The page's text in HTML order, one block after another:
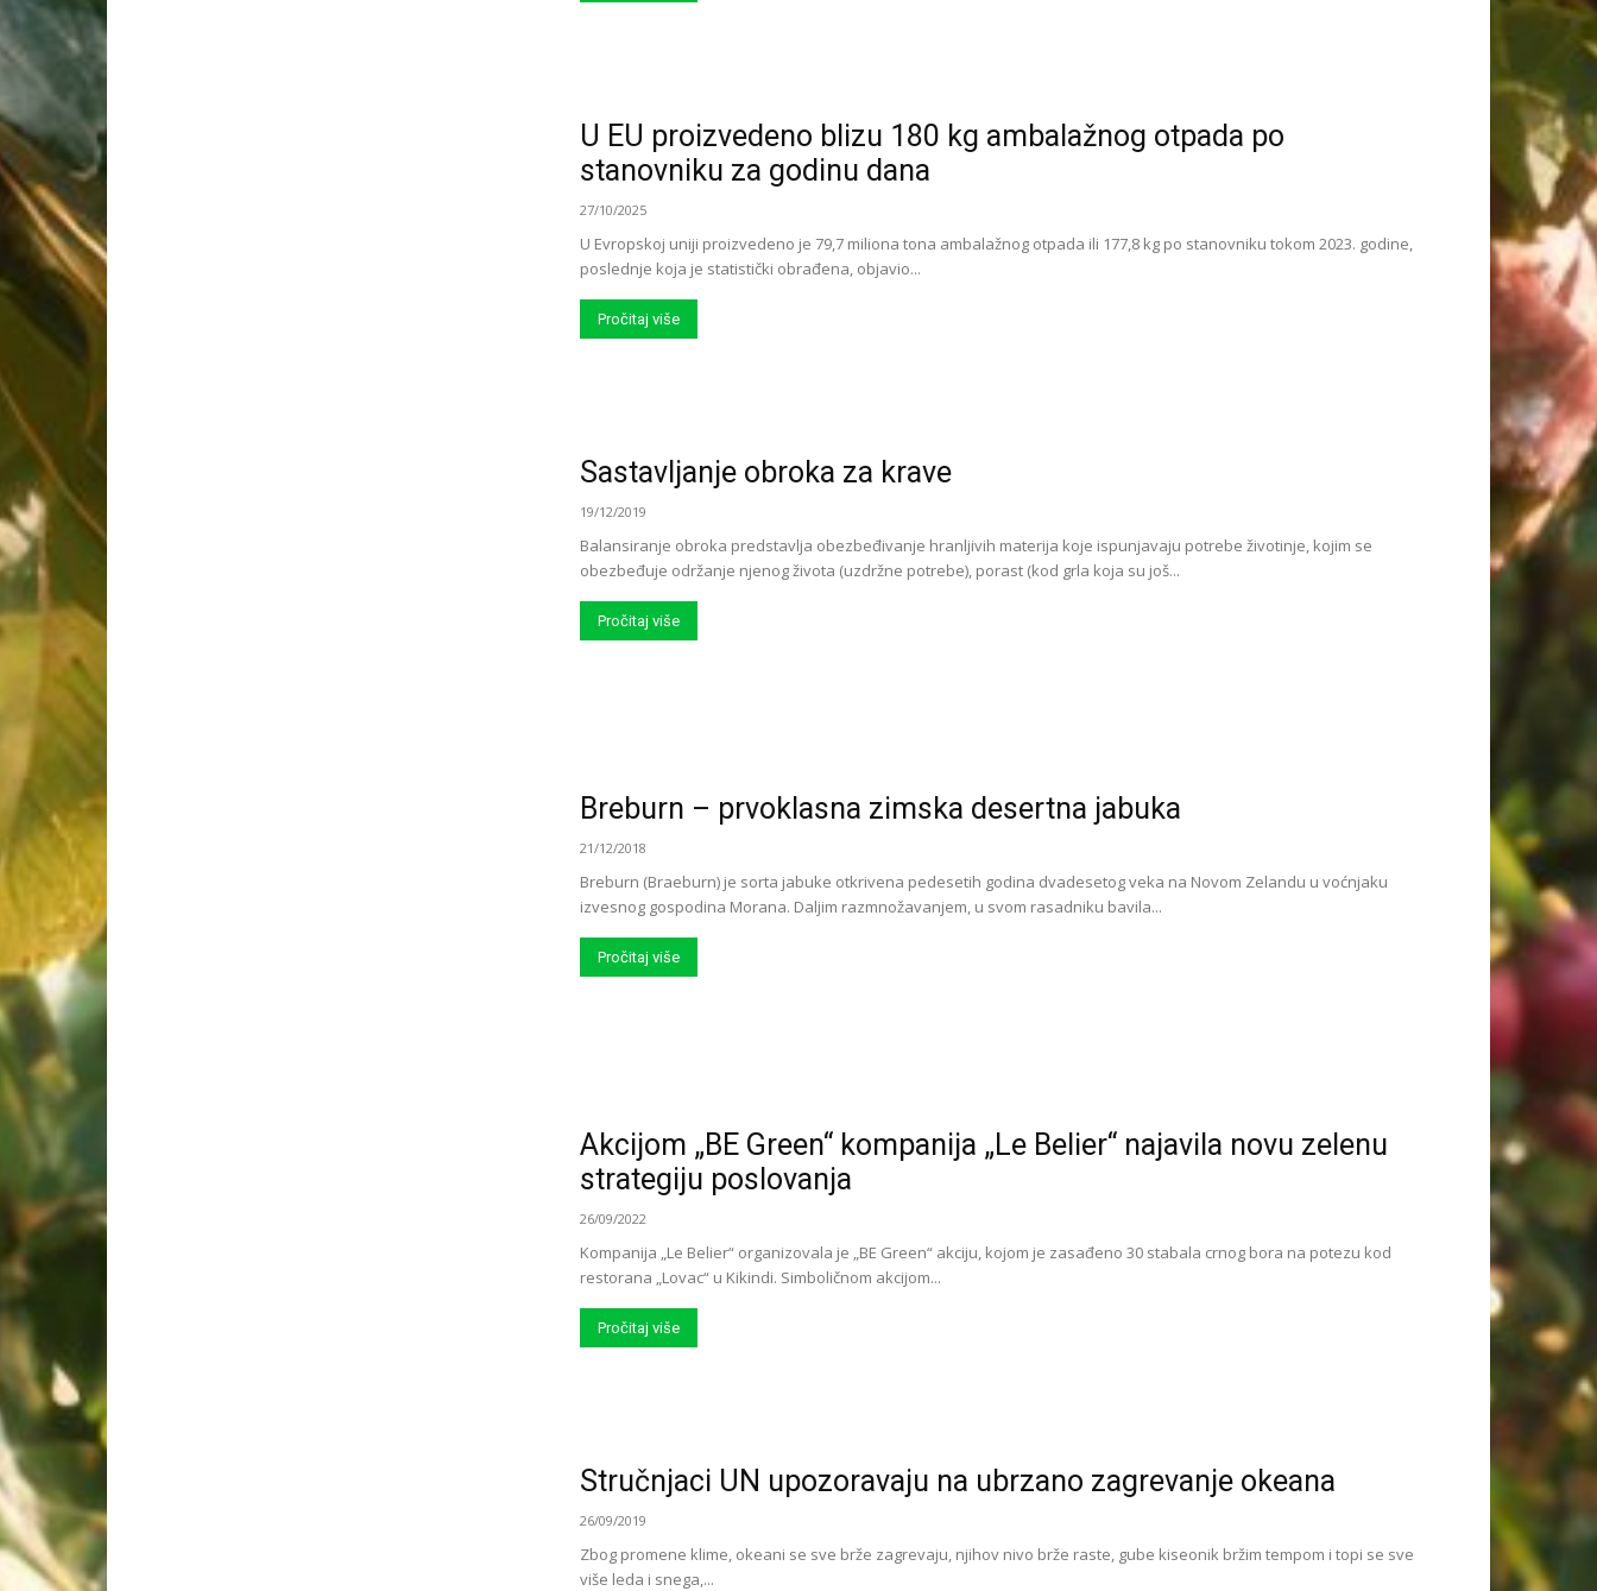
U EU proizvedeno blizu 180 kg ambalažnog otpada po
stanovniku za godinu dana
27/10/2025
U Evropskoj uniji proizvedeno je 79,7 miliona tona ambalažnog otpada ili 177,8 kg po stanovniku tokom 2023. godine,
poslednje koja je statistički obrađena, objavio...
Pročitaj više
Sastavljanje obroka za krave
19/12/2019
Balansiranje obroka predstavlja obezbeđivanje hranljivih materija koje ispunjavaju potrebe životinje, kojim se
obezbeđuje održanje njenog života (uzdržne potrebe), porast (kod grla koja su još...
Pročitaj više
Breburn – prvoklasna zimska desertna jabuka
21/12/2018
Breburn (Braeburn) je sorta jabuke otkrivena pedesetih godina dvadesetog veka na Novom Zelandu u voćnjaku
izvesnog gospodina Morana. Daljim razmnožavanjem, u svom rasadniku bavila...
Pročitaj više
Akcijom „BE Green“ kompanija „Le Belier“ najavila novu zelenu
strategiju poslovanja
26/09/2022
Kompanija „Le Belier“ organizovala je „BE Green“ akciju, kojom je zasađeno 30 stabala crnog bora na potezu kod
restorana „Lovac“ u Kikindi. Simboličnom akcijom...
Pročitaj više
Stručnjaci UN upozoravaju na ubrzano zagrevanje okeana
26/09/2019
Zbog promene klime, okeani se sve brže zagrevaju, njihov nivo brže raste, gube kiseonik bržim tempom i topi se sve
više leda i snega,...